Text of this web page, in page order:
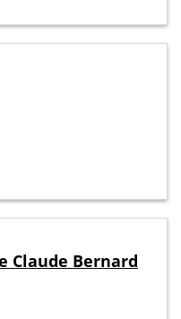
Claude Bernard